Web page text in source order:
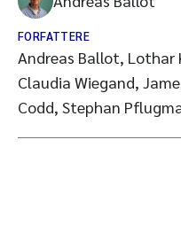
FORFATTERE
Andreas Ballot,
Claudia Wiegand,
Codd, Stephan